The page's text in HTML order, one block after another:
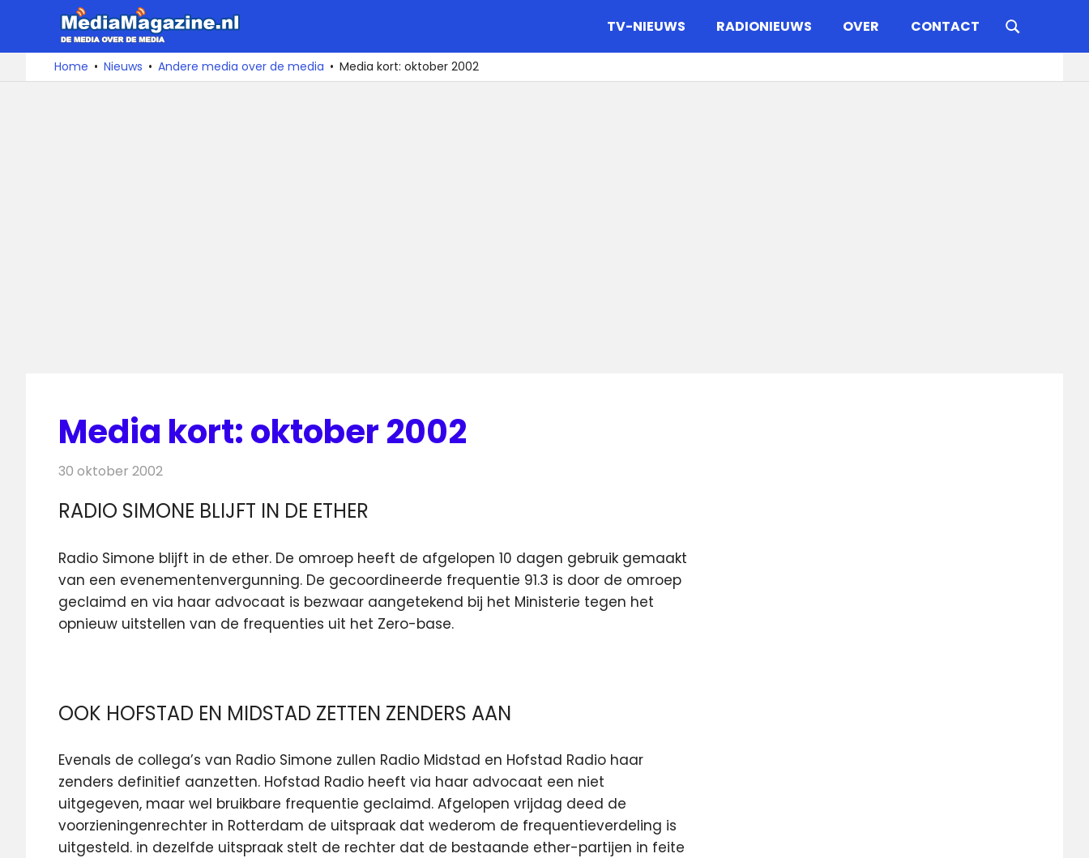
naar
De
media
over
TV-NIEUWS RADIONIEUWS OVER CONTACT
Home Nieuws Andere media over de media Media kort: oktober 2002
Media kort: oktober 2002
30 oktober 2002
RADIO SIMONE BLIJFT IN DE ETHER
Radio Simone blijft in de ether. De omroep heeft de afgelopen 10 dagen gebruik gemaakt
van een evenementenvergunning. De gecoordineerde frequentie 91.3 is door de omroep
geclaimd en via haar advocaat is bezwaar aangetekend bij het Ministerie tegen het
opnieuw uitstellen van de frequenties uit het Zero-base.
OOK HOFSTAD EN MIDSTAD ZETTEN ZENDERS AAN
Evenals de collega’s van Radio Simone zullen Radio Midstad en Hofstad Radio haar
zenders definitief aanzetten. Hofstad Radio heeft via haar advocaat een niet
uitgegeven, maar wel bruikbare frequentie geclaimd. Afgelopen vrijdag deed de
voorzieningenrechter in Rotterdam de uitspraak dat wederom de frequentieverdeling is
uitgesteld. in dezelfde uitspraak stelt de rechter dat de bestaande ether-partijen in feite